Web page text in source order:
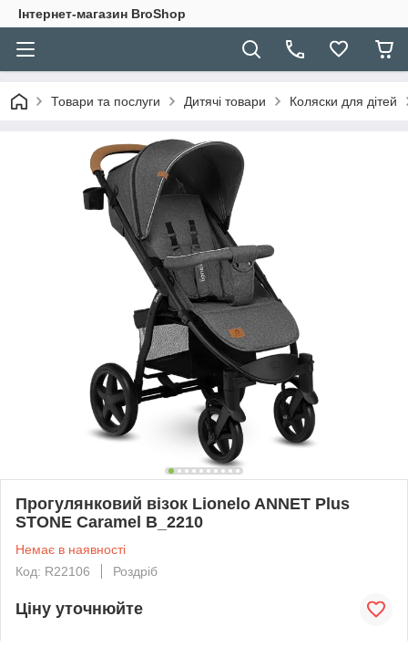
Інтернет-магазин BroShop
Товари та послуги Дитячі товари Коляски для дітей
Прогулянковий візок Lionelo ANNET Plus
STONE Caramel B_2210
Немає в наявності
Код: R22106
Роздріб
Ціну уточнюйте